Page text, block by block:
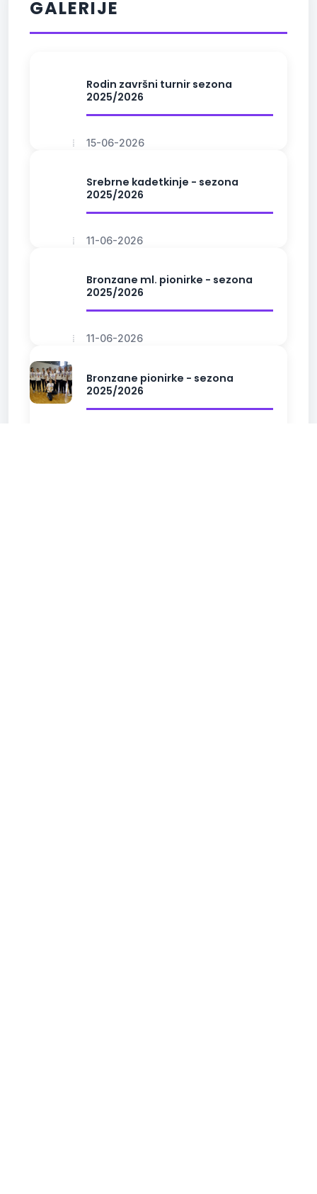
GALERIJE
Rodin završni turnir sezona
2025/2026
15-06-2026
Srebrne kadetkinje - sezona
2025/2026
11-06-2026
Bronzane ml. pionirke - sezona
2025/2026
11-06-2026
Bronzane pionirke - sezona
2025/2026